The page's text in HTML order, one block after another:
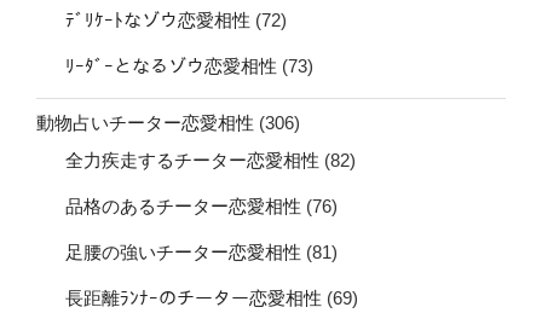
ﾃﾞﾘｹｰﾄなゾウ恋愛相性 (72)
ﾘｰﾀﾞｰとなるゾウ恋愛相性 (73)
動物占いチーター恋愛相性 (306)
全力疾走するチーター恋愛相性 (82)
品格のあるチーター恋愛相性 (76)
足腰の強いチーター恋愛相性 (81)
長距離ﾗﾝﾅｰのチーター恋愛相性 (69)